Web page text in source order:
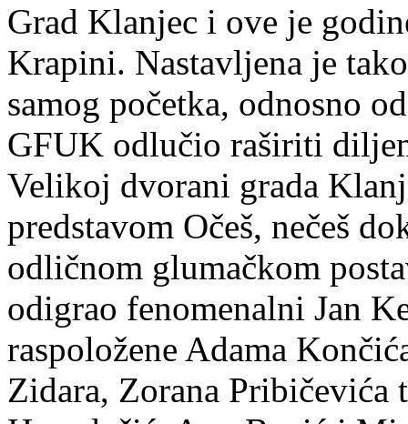
Grad Klanjec i ove je
Krapini. Nastavljena je
samog početka, odnosno
GFUK odlučio raširiti
Velikoj dvorani grada
predstavom Očeš, nečeš
odličnom glumačkom
odigrao fenomenalni Jan
raspoložene Adama
Zidara, Zorana Pribičevića